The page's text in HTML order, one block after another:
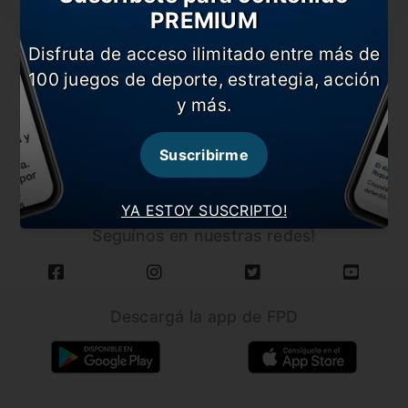
CARGAR MÁS NOTICIAS
Seguínos en nuestras redes!
YA ESTOY SUSCRIPTO!
PREMIUM
Disfruta de acceso ilimitado entre más de
100 juegos de deporte, estrategia, acción
y más.
Suscribirme